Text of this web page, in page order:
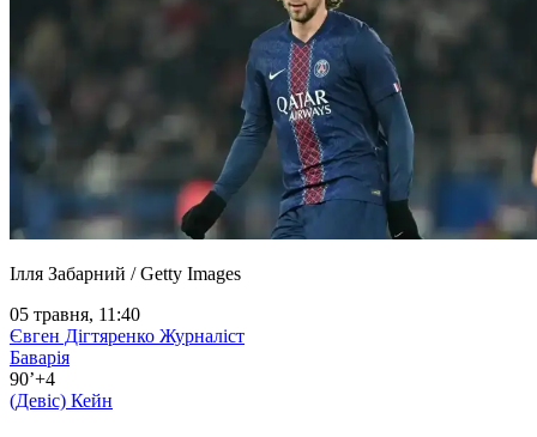
Ілля Забарний / Getty Images
05 травня, 11:40
Євген Дігтяренко Журналіст
Баварія
90’+4
(Девіс) Кейн